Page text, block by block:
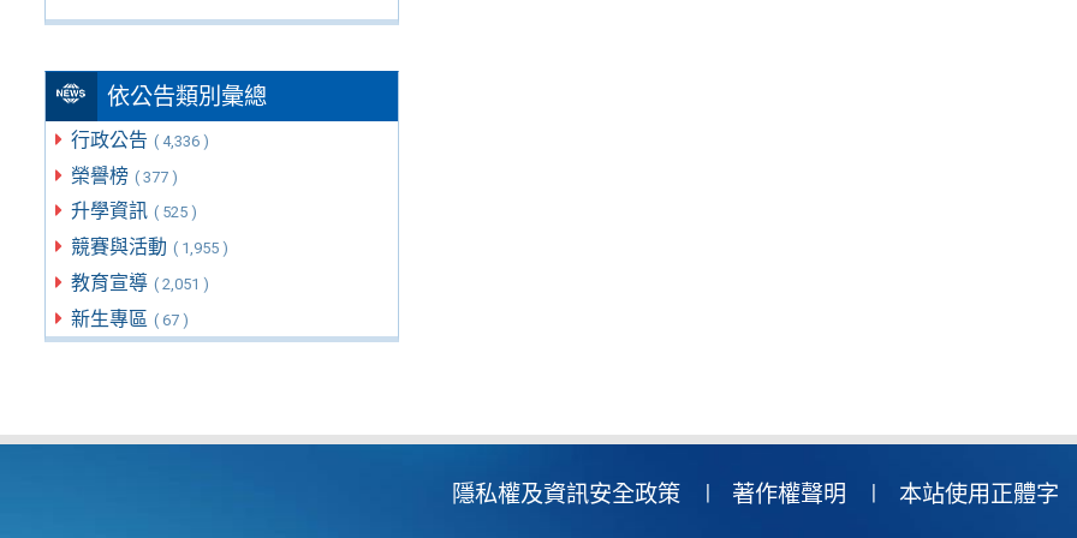
依公告類別彙總
行政公告 ( 4,336 )
榮譽榜 ( 377 )
升學資訊 ( 525 )
競賽與活動 ( 1,955 )
教育宣導 ( 2,051 )
新生專區 ( 67 )
隱私權及資訊安全政策 著作權聲明 本站使用正體字